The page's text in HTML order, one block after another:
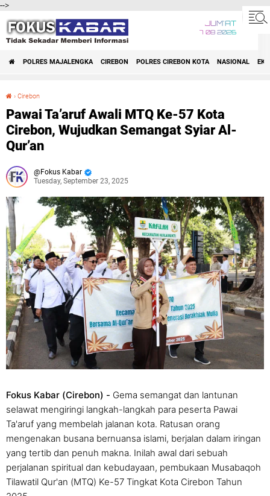
-->
JUM'AT
7 08 2026
POLRES MAJALENGKA CIREBON POLRES CIREBON KOTA NASIONAL
› Cirebon
Pawai Ta’aruf Awali MTQ Ke-57 Kota
Cirebon, Wujudkan Semangat Syiar Al-
Qur’an
Fokus Kabar
Tuesday, September 23, 2025
Fokus Kabar (Cirebon) - Gema semangat dan lantunan
selawat mengiringi langkah-langkah para peserta Pawai
Ta'aruf yang membelah jalanan kota. Ratusan orang
mengenakan busana bernuansa islami, berjalan dalam iringan
yang tertib dan penuh makna. Inilah awal dari sebuah
perjalanan spiritual dan kebudayaan, pembukaan Musabaqoh
Tilawatil Qur'an (MTQ) Ke-57 Tingkat Kota Cirebon Tahun